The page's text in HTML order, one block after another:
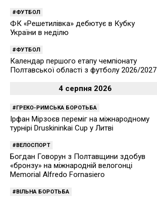
ФУТБОЛ
ФК «Решетилівка» дебютує в Кубку
України в неділю
ФУТБОЛ
Календар першого етапу чемпіонату
Полтавської області з футболу 2026/2027
4 серпня 2026
ГРЕКО-РИМСЬКА БОРОТЬБА
Ірфан Мірзоєв переміг на міжнародному
турнірі Druskininkai Cup у Литві
ВЕЛОСПОРТ
Богдан Говорун з Полтавщини здобув
«бронзу» на міжнародній велогонці
Memorial Alfredo Fornasiero
ВІЛЬНА БОРОТЬБА